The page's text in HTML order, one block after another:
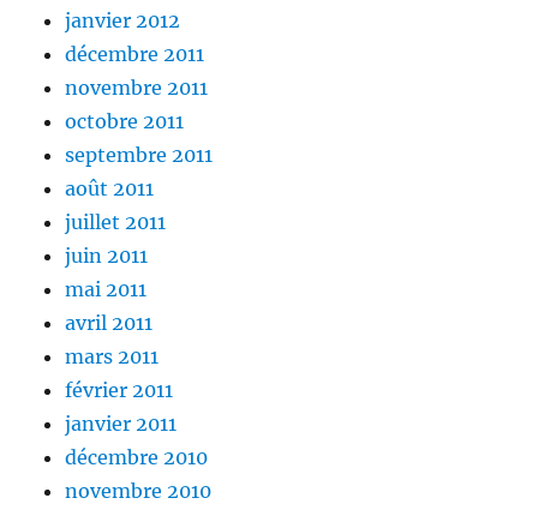
janvier 2012
décembre 2011
novembre 2011
octobre 2011
septembre 2011
août 2011
juillet 2011
juin 2011
mai 2011
avril 2011
mars 2011
février 2011
janvier 2011
décembre 2010
novembre 2010